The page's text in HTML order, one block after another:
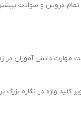
دروس و سوالات
مهارت دانش آموزان
کلید واژه در نگاره